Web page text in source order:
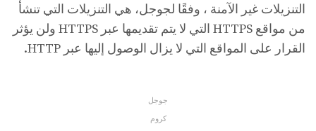
التنزيلات غير الآمنة ، وفقًا لجوجل، هي التنزيلات التي تنشأ
من مواقع HTTPS التي لا يتم تقديمها عبر HTTPS ولن يؤثر
القرار على المواقع التي لا يزال الوصول إليها عبر HTTP.
جوجل
كروم